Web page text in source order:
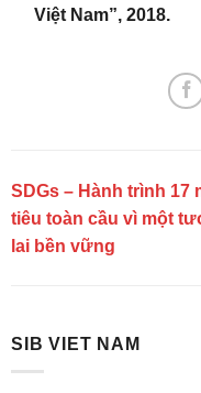
Việt Nam”, 2018.
SDGs – Hành trình 17
tiêu toàn cầu vì một
lai bền vững
SIB VIET NAM